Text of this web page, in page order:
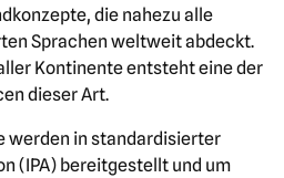
die nahezu alle
Sprachen weltweit abdeckt.
Kontinente entsteht eine der
dieser Art.
werden in standardisierter
(IPA) bereitgestellt und um